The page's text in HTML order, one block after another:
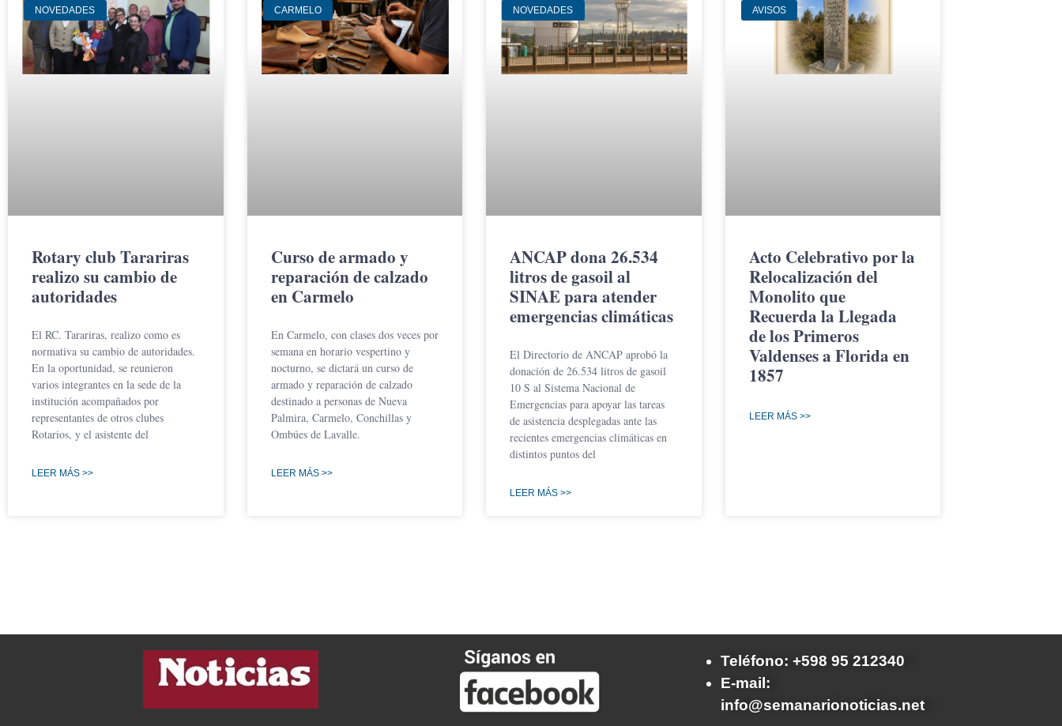
NOVEDADES
Rotary club Tarariras
realizo su cambio de
autoridades
El RC. Tarariras, realizo como es
normativa su cambio de autoridades.
En la oportunidad, se reunieron
varios integrantes en la sede de la
institución acompañados por
representantes de otros clubes
Rotarios, y el asistente del
LEER MÁS >>
CARMELO
Curso de armado y
reparación de calzado
en Carmelo
En Carmelo, con clases dos veces por
semana en horario vespertino y
nocturno, se dictará un curso de
armado y reparación de calzado
destinado a personas de Nueva
Palmira, Carmelo, Conchillas y
Ombúes de Lavalle.
LEER MÁS >>
NOVEDADES
ANCAP dona 26.534
litros de gasoil al
SINAE para atender
emergencias climáticas
El Directorio de ANCAP aprobó la
donación de 26.534 litros de gasoil
10 S al Sistema Nacional de
Emergencias para apoyar las tareas
de asistencia desplegadas ante las
recientes emergencias climáticas en
distintos puntos del
LEER MÁS >>
AVISOS
Acto Celebrativo por la
Relocalización del
Monolito que
Recuerda la Llegada
de los Primeros
Valdenses a Florida en
1857
LEER MÁS >>
Teléfono: +598 95 212340
E-mail:
info@semanarionoticias.net